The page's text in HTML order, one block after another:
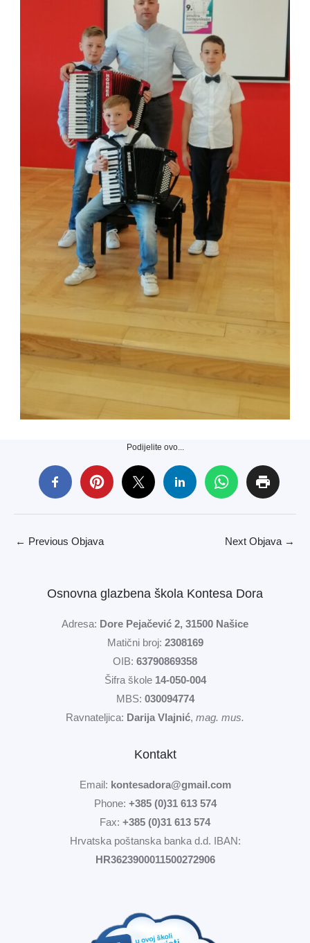
Podijelite ovo...
← Previous Objava Next Objava →
Osnovna glazbena škola Kontesa Dora
Adresa: Dore Pejačević 2, 31500 Našice
Matični broj: 2308169
OIB: 63790869358
Šifra škole 14-050-004
MBS: 030094774
Ravnateljica: Darija Vlajnić, mag. mus.
Kontakt
Email: kontesadora@gmail.com
Phone: +385 (0)31 613 574
Fax: +385 (0)31 613 574
Hrvatska poštanska banka d.d. IBAN:
HR3623900011500272906